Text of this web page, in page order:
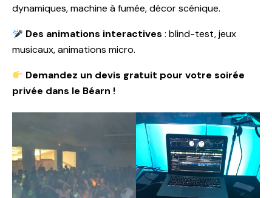
dynamiques, machine à fumée, décor scénique.
Des animations interactives : blind-test, jeux
musicaux, animations micro.
Demandez un devis gratuit pour votre soirée
privée dans le Béarn !